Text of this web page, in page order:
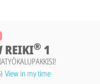
REIKI® 1
View in my time